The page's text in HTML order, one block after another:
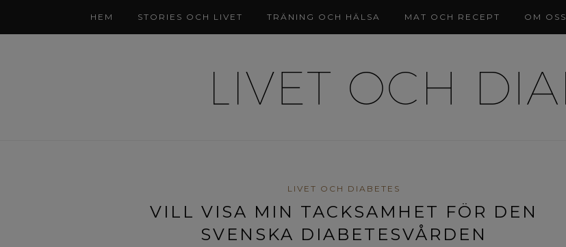
HEM STORIES OCH LIVET TRÄNING OCH HÄLSA MAT OCH RECEPT OM OSS
LIVET OCH DIABETES
VILL VISA MIN TACKSAMHET FÖR DEN
SVENSKA DIABETESVÅRDEN